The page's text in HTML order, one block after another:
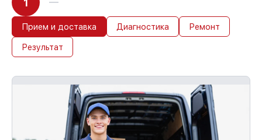
Прием и доставка Диагностика Ремонт
Результат